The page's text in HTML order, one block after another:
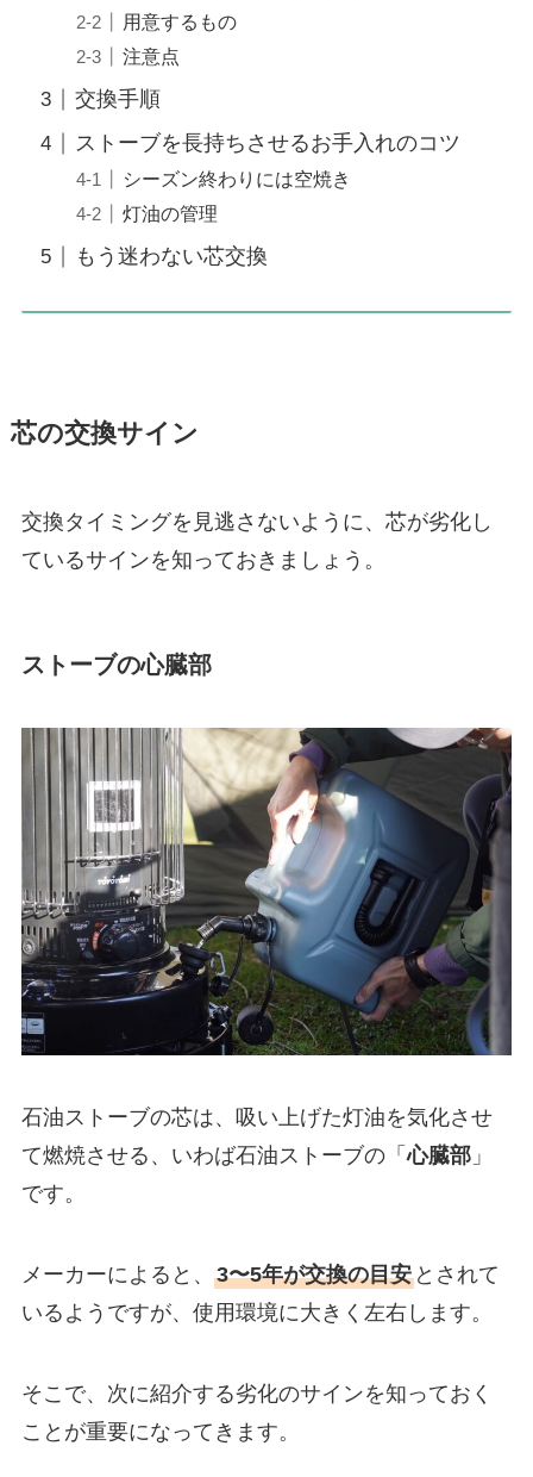
用意するもの
注意点
交換手順
ストーブを長持ちさせるお手入れのコツ
シーズン終わりには空焼き
灯油の管理
もう迷わない芯交換
芯の交換サイン
交換タイミングを見逃さないように、芯が劣化し
ているサインを知っておきましょう。
ストーブの心臓部
石油ストーブの芯は、吸い上げた灯油を気化させ
て燃焼させる、いわば石油ストーブの「心臓部」
です。
メーカーによると、 3〜5年が交換の目安とされて
いるようですが、使用環境に大きく左右します。
そこで、次に紹介する劣化のサインを知っておく
ことが重要になってきます。